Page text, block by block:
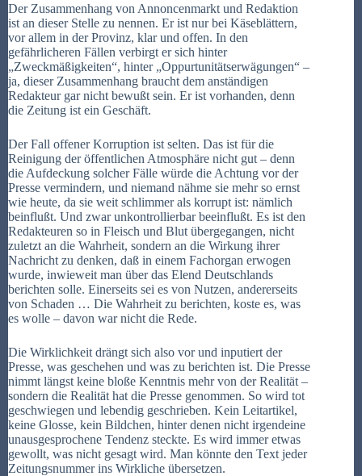
Der Zusammenhang von Annoncenmarkt und Redaktion
ist an dieser Stelle zu nennen. Er ist nur bei Käseblättern,
vor allem in der Provinz, klar und offen. In den
gefährlicheren Fällen verbirgt er sich hinter
„Zweckmäßigkeiten“, hinter „Oppurtunitätserwägungen“ –
ja, dieser Zusammenhang braucht dem anständigen
Redakteur gar nicht bewußt sein. Er ist vorhanden, denn
die Zeitung ist ein Geschäft.
Der Fall offener Korruption ist selten. Das ist für die
Reinigung der öffentlichen Atmosphäre nicht gut – denn
die Aufdeckung solcher Fälle würde die Achtung vor der
Presse vermindern, und niemand nähme sie mehr so ernst
wie heute, da sie weit schlimmer als korrupt ist: nämlich
beinflußt. Und zwar unkontrollierbar beeinflußt. Es ist den
Redakteuren so in Fleisch und Blut übergegangen, nicht
zuletzt an die Wahrheit, sondern an die Wirkung ihrer
Nachricht zu denken, daß in einem Fachorgan erwogen
wurde, inwieweit man über das Elend Deutschlands
berichten solle. Einerseits sei es von Nutzen, andererseits
von Schaden … Die Wahrheit zu berichten, koste es, was
es wolle – davon war nicht die Rede.
Die Wirklichkeit drängt sich also vor und inputiert der
Presse, was geschehen und was zu berichten ist. Die Presse
nimmt längst keine bloße Kenntnis mehr von der Realität –
sondern die Realität hat die Presse genommen. So wird tot
geschwiegen und lebendig geschrieben. Kein Leitartikel,
keine Glosse, kein Bildchen, hinter denen nicht irgendeine
unausgesprochene Tendenz steckte. Es wird immer etwas
gewollt, was nicht gesagt wird. Man könnte den Text jeder
Zeitungsnummer ins Wirkliche übersetzen.